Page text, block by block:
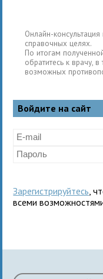
Онлайн-
справочных целях.
По итогам
обратитесь к врачу,
возможных
Войдите на сайт
Зарегистрируйтесь ,
всеми